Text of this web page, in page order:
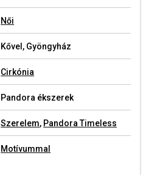
Női
Kővel, Gyöngyház
Cirkónia
Pandora ékszerek
Szerelem, Pandora Timeless
Motívummal